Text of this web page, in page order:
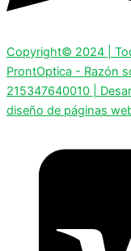
Copyright© 2024 |
ProntOptica - Razón
215347640010 |
diseño de páginas